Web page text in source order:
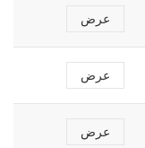
عرض
عرض
عرض